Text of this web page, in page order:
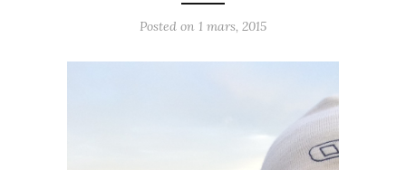
Posted on 1 mars, 2015